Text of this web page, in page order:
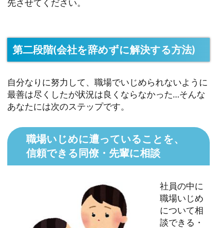
先させてください。
第二段階(会社を辞めずに解決する方法)
自分なりに努力して、職場でいじめられないように
最善は尽くしたが状況は良くならなかった…そんな
あなたには次のステップです。
職場いじめに遭っていることを、
信頼できる同僚・先輩に相談
社員の中に
職場いじめ
について相
談できる・